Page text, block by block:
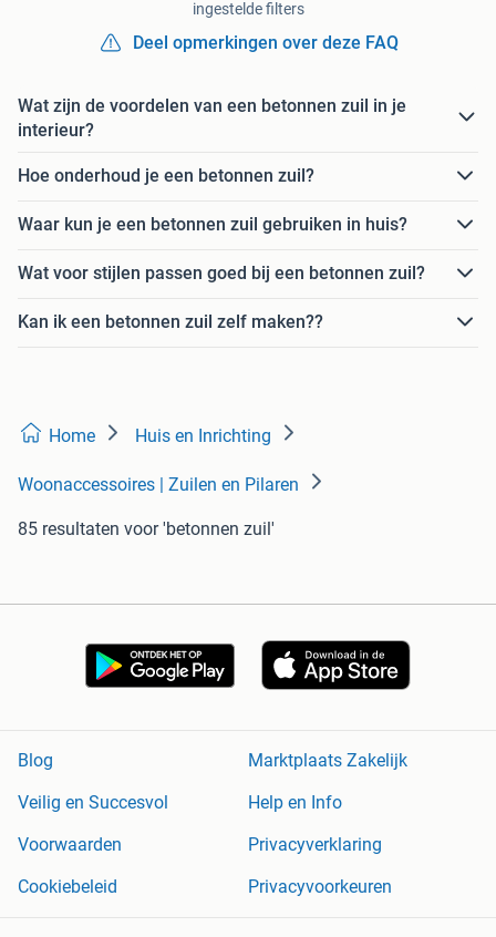
ingestelde filters
Deel opmerkingen over deze FAQ
Wat zijn de voordelen van een betonnen zuil in je
interieur?
Hoe onderhoud je een betonnen zuil?
Waar kun je een betonnen zuil gebruiken in huis?
Wat voor stijlen passen goed bij een betonnen zuil?
Kan ik een betonnen zuil zelf maken??
Home Huis en Inrichting
Woonaccessoires | Zuilen en Pilaren
85 resultaten voor 'betonnen zuil'
Blog
Marktplaats Zakelijk
Veilig en Succesvol
Help en Info
Voorwaarden
Privacyverklaring
Cookiebeleid
Privacyvoorkeuren